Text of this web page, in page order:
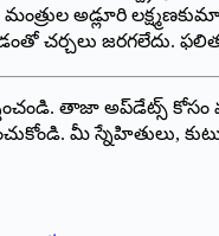
అడ్లూరి
చ‌ర్చ‌లు
తాజా అప్‌డేట్స్
మీ స్నేహితులు,